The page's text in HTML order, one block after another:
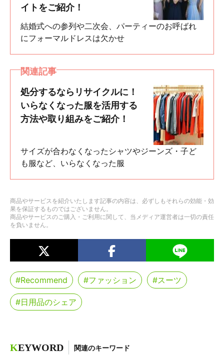
イトをご紹介！
結婚式への参列や二次会、パーティーのお呼ばれ
にフォーマルドレスは欠かせ
関連記事
処分するならリサイクルに！
いらなくなった服を活用する
方法や取り組みをご紹介！
サイズが合わなくなったシャツやジーンズ・子ど
も服など、いらなくなった服
商品やサービスを紹介いたします記事の内容は、必ずしもそれらの効能・効
果を保証するものではございません。
商品やサービスのご購入・ご利用に関して、当メディア運営者は一切の責任
を負いません。
#Recommend #ファッション #スーツ
#日用品のシェア
KEYWORD 関連のキーワード